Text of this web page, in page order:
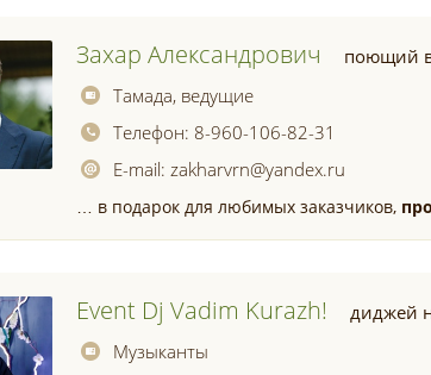
Захар Александрович
поющий
Тамада, ведущие
Телефон: 8-960-106-82-31
E-mail:zakharvrn@yandex.ru
… в подарок для любимых заказчиков,
Event Dj Vadim Kurazh!
диджей
Музыканты